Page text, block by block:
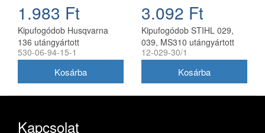
1.983 Ft
Kipufogódob Husqvarna
136 utángyártott
530-06-94-15-1
3.092 Ft
Kipufogódob STIHL 029,
039, MS310 utángyártott
12-029-30/1
Kapcsolat